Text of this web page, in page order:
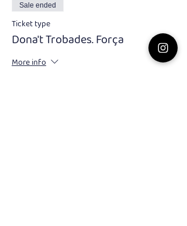
Sale ended
Ticket type
Dona't Trobades. Força
More info